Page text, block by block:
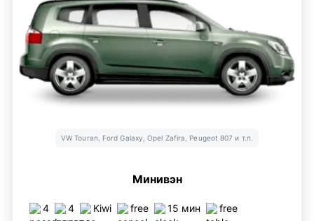
VW Touran, Ford Galaxy, Opel Zafira, Peugeot 807 и т.п.
Минивэн
4 4 Kiwi free 15 мин free